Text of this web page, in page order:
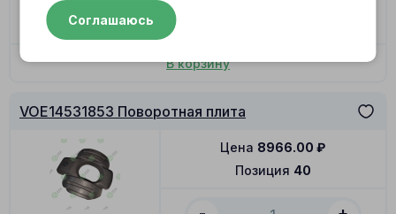
В наличии
В корзину
VOE14531853 Поворотная плита
Позиция 40
Цена 8966.00 ₽
Соглашаюсь